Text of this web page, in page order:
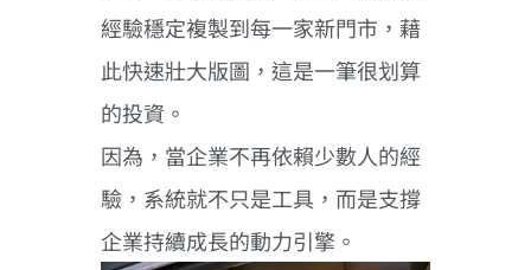
經驗穩定複製到每一家新門市，藉
此快速壯大版圖，這是一筆很划算
的投資。
因為，當企業不再依賴少數人的經
驗，系統就不只是工具，而是支撐
企業持續成長的動力引擎。